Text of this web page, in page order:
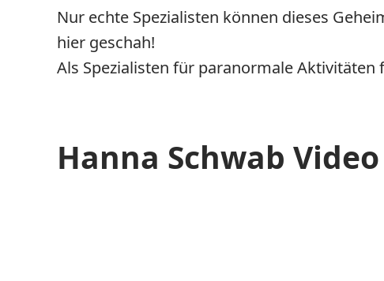
Nur echte Spezialisten können dieses
hier geschah!
Als Spezialisten für paranormale
Hanna Schwab Video